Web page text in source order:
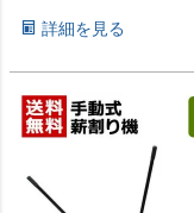
詳細を見る